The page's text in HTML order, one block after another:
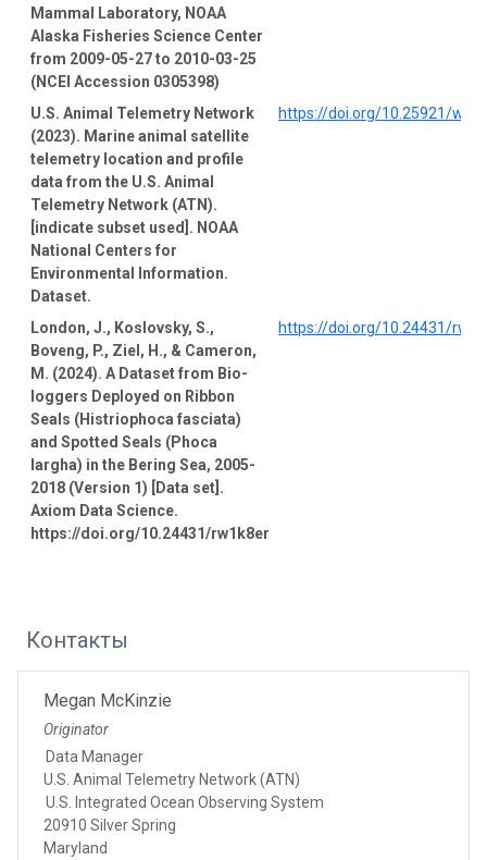
Mammal Laboratory, NOAA
Alaska Fisheries Science Center
from 2009-05-27 to 2010-03-25
(NCEI Accession 0305398)
U.S. Animal Telemetry Network
(2023). Marine animal satellite
telemetry location and profile
data from the U.S. Animal
Telemetry Network (ATN).
[indicate subset used]. NOAA
National Centers for
Environmental Information.
Dataset.
https://doi.org/10.25921/
London, J., Koslovsky, S.,
Boveng, P., Ziel, H., & Cameron,
M. (2024). A Dataset from Bio-
loggers Deployed on Ribbon
Seals (Histriophoca fasciata)
and Spotted Seals (Phoca
largha) in the Bering Sea, 2005-
2018 (Version 1) [Data set].
Axiom Data Science.
https://doi.org/10.24431/rw1k8er
https://doi.org/10.24431/
Контакты
Megan McKinzie
Originator
Data Manager
U.S. Animal Telemetry Network (ATN)
U.S. Integrated Ocean Observing System
20910 Silver Spring
Maryland